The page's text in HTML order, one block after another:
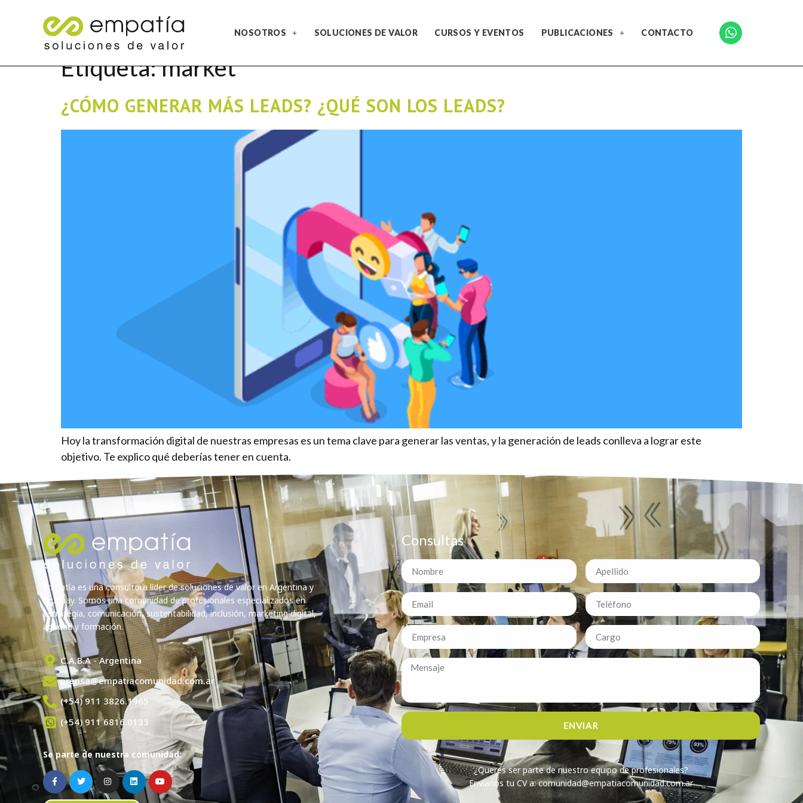
NOSOTROS SOLUCIONES DE VALOR CURSOS Y EVENTOS PUBLICACIONES CONTACTO
Etiqueta:market
¿CÓMO GENERAR MÁS LEADS? ¿QUÉ SON LOS LEADS?
Hoy la transformación digital de nuestras empresas es un tema clave para generar las ventas, y la generación de leads conlleva a lograr este
objetivo. Te explico qué deberías tener en cuenta.
Empatía es una consultora líder de soluciones de valor en Argentina y
Uruguay. Somos una comunidad de profesionales especializados en
estrategia, comunicación, sustentabilidad, inclusión, marketing digital,
agilidad y formación.
C.A.B.A - Argentina
prensa@empatiacomunidad.com.ar
(+54) 911 3826.1965
(+54) 911 6816.0133
Se parte de nuestra comunidad:
Consultas
ENVIAR
¿Queres ser parte de nuestro equipo de profesionales?
Envíanos tu CV a: comunidad@empatiacomunidad.com.ar